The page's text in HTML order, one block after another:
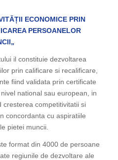
ECONOMICE PRIN
PERSOANELOR
„
il constituie dezvoltarea
prin calificare si recalificare,
fiind validata prin certificate
national sau european, in
cresterea competitivitatii si
concordanta cu aspiratiile
pietei muncii.
format din 4000 de persoane
regiunile de dezvoltare ale